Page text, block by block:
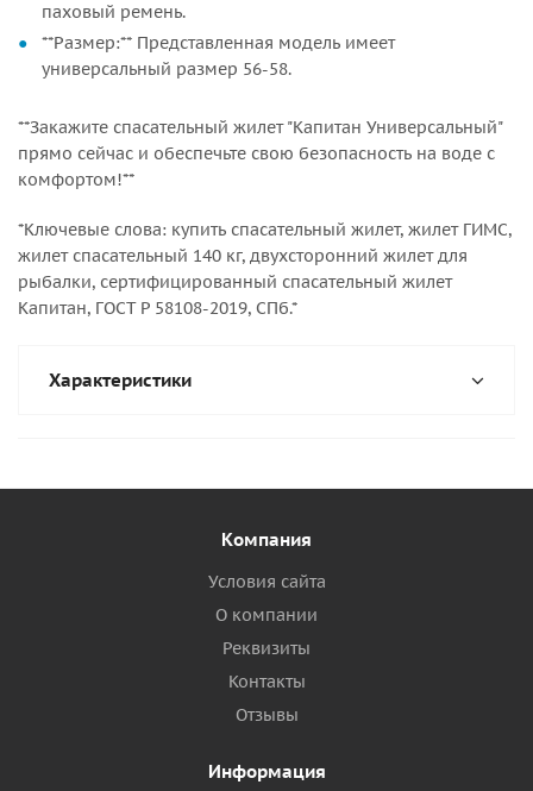
паховый ремень.
**Размер:** Представленная модель имеет
универсальный размер 56-58.
**Закажите спасательный жилет "Капитан Универсальный"
прямо сейчас и обеспечьте свою безопасность на воде с
комфортом!**
*Ключевые слова: купить спасательный жилет, жилет ГИМС,
жилет спасательный 140 кг, двухсторонний жилет для
рыбалки, сертифицированный спасательный жилет
Капитан, ГОСТ Р 58108-2019, СПб.*
Характеристики
Компания
Условия сайта
О компании
Реквизиты
Контакты
Отзывы
Информация